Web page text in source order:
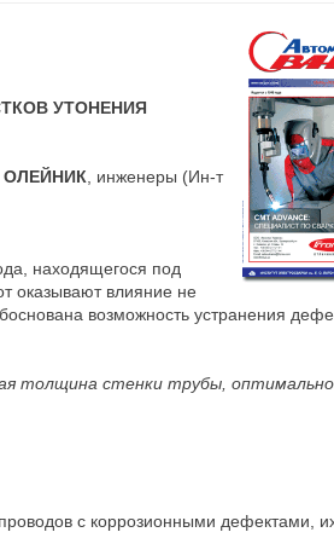
УТОНЕНИЯ
ОЛЕЙНИК , инженеры (Ин-т
находящегося под
оказывают влияние не
возможность устранения
толщина стенки трубы,
с коррозионными дефектами,